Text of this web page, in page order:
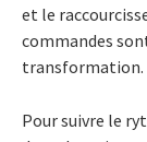
et le
commandes
transformation.
Pour suivre le